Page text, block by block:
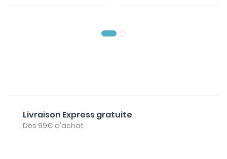
Livraison Express gratuite
Dès 99€ d'achat